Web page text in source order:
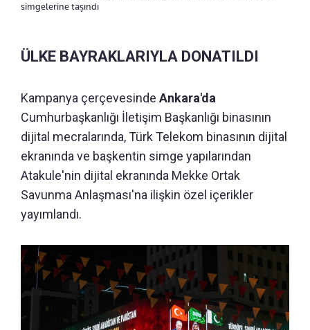
simgelerine taşındı
ÜLKE BAYRAKLARIYLA DONATILDI
Kampanya çerçevesinde Ankara'da
Cumhurbaşkanlığı İletişim Başkanlığı binasının
dijital mecralarında, Türk Telekom binasının dijital
ekranında ve başkentin simge yapılarından
Atakule'nin dijital ekranında Mekke Ortak
Savunma Anlaşması'na ilişkin özel içerikler
yayımlandı.